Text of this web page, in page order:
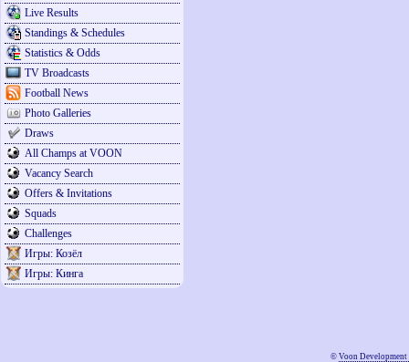
Live Results
Standings & Schedules
Statistics & Odds
TV Broadcasts
Football News
Photo Galleries
Draws
All Champs at VOON
Vacancy Search
Offers & Invitations
Squads
Challenges
Игры: Козёл
Игры: Кинга
© Voon Development